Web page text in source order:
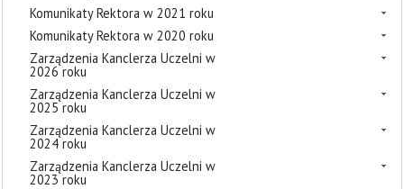
Komunikaty Rektora w 2021 roku
Komunikaty Rektora w 2020 roku
Zarządzenia Kanclerza Uczelni w
2026 roku
Zarządzenia Kanclerza Uczelni w
2025 roku
Zarządzenia Kanclerza Uczelni w
2024 roku
Zarządzenia Kanclerza Uczelni w
2023 roku